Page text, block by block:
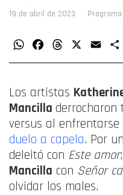
19 de abril de 2023 Programa
WhatsAppFacebookThreads Email
Los artistas
Mancilla
versus al
duelo a capela. Por
deleitó con Este amor
Mancilla con Señor
olvidar los males.